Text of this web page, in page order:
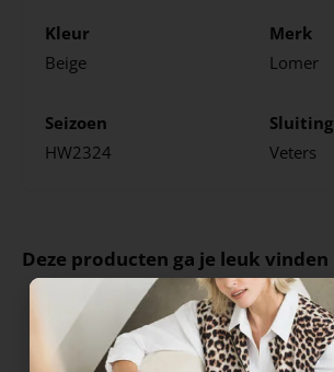
Kleur
Beige
Merk
Lomer
Seizoen
HW2324
Sluiting
Veters
Deze producten ga je leuk vinden